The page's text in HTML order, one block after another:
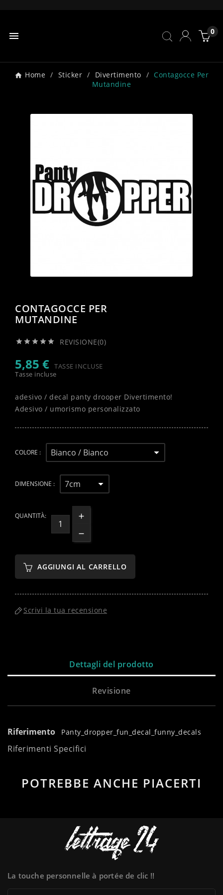
 0
Home Sticker Divertimento
Contagocce Per
Mutandine
CONTAGOCCE PER
MUTANDINE
     REVISIONE(0)
5,85 € TASSE INCLUSE
Tasse incluse
adesivo / decal panty drooper Divertimento!
Adesivo / umorismo personalizzato
COLORE :
DIMENSIONE :
QUANTITÀ:
AGGIUNGI AL CARRELLO
Scrivi la tua recensione
Dettagli del prodotto
Revisione
Riferimento Panty_dropper_fun_decal_funny_decals
Riferimenti Specifici
POTREBBE ANCHE PIACERTI
La touche personnelle à portée de clic !!